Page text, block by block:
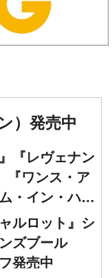
）発売中
『レヴェナン
『ワンス・ア
・イン・ハリ
ド・ディカプ
グラフ発売中
ルロット』シ
ンズブール
発売中